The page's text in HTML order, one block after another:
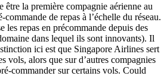
la première compagnie aérienne au
de repas à l’échelle du réseau.
les repas en précommande depuis des
dans lequel ils sont innovants). Il
ici est que Singapore Airlines sert
vols, alors que sur d’autres compagnies
commander sur certains vols. Could